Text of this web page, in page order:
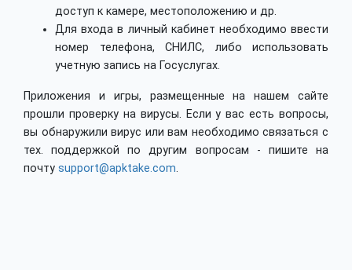
доступ к камере, местоположению и др.
Для входа в личный кабинет необходимо ввести
номер телефона, СНИЛС, либо использовать
учетную запись на Госуслугах.
Приложения и игры, размещенные на нашем сайте
прошли проверку на вирусы. Если у вас есть вопросы,
вы обнаружили вирус или вам необходимо связаться с
тех. поддержкой по другим вопросам - пишите на
почту support@apktake.com.